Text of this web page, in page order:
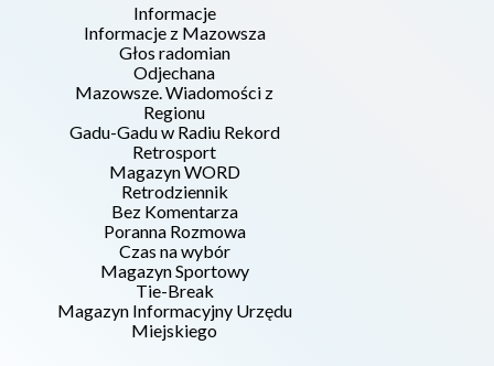
Informacje
Informacje z Mazowsza
Głos radomian
Odjechana
Mazowsze. Wiadomości z
Regionu
Gadu-Gadu w Radiu Rekord
Retrosport
Magazyn WORD
Retrodziennik
Bez Komentarza
Poranna Rozmowa
Czas na wybór
Magazyn Sportowy
Tie-Break
Magazyn Informacyjny Urzędu
Miejskiego